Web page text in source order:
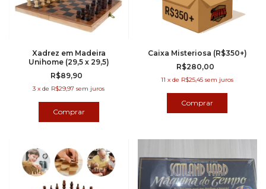
Xadrez em Madeira
Unihome (29,5 x 29,5)
R$89,90
3 xde R$29,97 sem juros
Caixa Misteriosa (R$350+)
R$280,00
11 xde R$25,45 sem juros